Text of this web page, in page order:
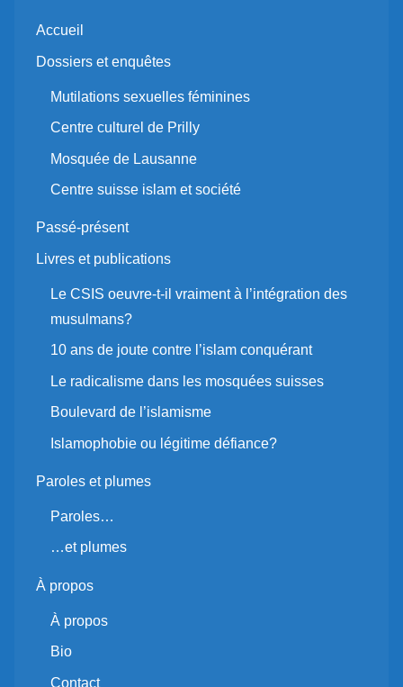
Accueil
Dossiers et enquêtes
Mutilations sexuelles féminines
Centre culturel de Prilly
Mosquée de Lausanne
Centre suisse islam et société
Passé-présent
Livres et publications
Le CSIS oeuvre-t-il vraiment à l’intégration des
musulmans?
10 ans de joute contre l’islam conquérant
Le radicalisme dans les mosquées suisses
Boulevard de l’islamisme
Islamophobie ou légitime défiance?
Paroles et plumes
Paroles…
…et plumes
À propos
À propos
Bio
Contact